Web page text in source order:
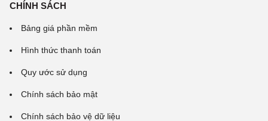
CHÍNH SÁCH
Bảng giá phần mềm
Hình thức thanh toán
Quy ước sử dụng
Chính sách bảo mật
Chính sách bảo vệ dữ liệu